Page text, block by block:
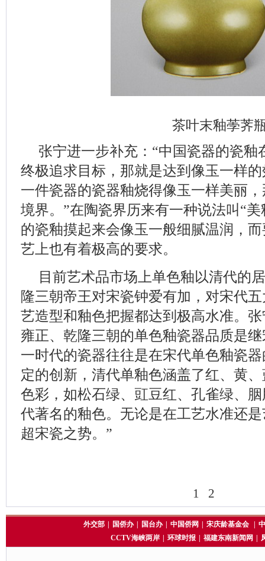
茶叶末釉荸荠
张宁进一步补充：“中国瓷器的瓷釉
终极追求目标，那就是达到像玉一样
一件瓷器的瓷器釉烧得像玉一样美丽
境界。”在陶瓷界历来有一种说法叫“
的瓷釉摸起来会像玉一般细腻温润，
艺上也有着极高的要求。
目前艺术品市场上单色釉以清代的
隆三朝帝王对宋瓷钟爱有加，对宋代
艺造型和釉色把握都达到极高水准。
雍正、乾隆三朝的单色釉瓷器品质是
一时代的瓷器往往是在宋代单色釉瓷
定的创新，清代单釉色涵盖了红、黄
色彩，如松石绿、豇豆红、孔雀绿、
代著名的釉色。无论是在工艺水准还
超宋瓷之势。”
1 2
外交部 国侨办 国台办 中国侨网 宋庆龄基金会
CCTV海峡两岸
环球时报 福建东南新闻网